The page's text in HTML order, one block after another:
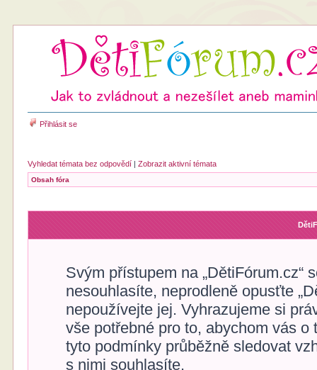
Přihlásit se
Vyhledat témata bez odpovědí |Zobrazit aktivní témata
Obsah fóra
Svým přístupem na
nesouhlasíte, neprodleně opusťte
nepoužívejte jej. Vyhrazujeme si
vše potřebné pro to, abychom vás
tyto podmínky průběžně sledovat
s nimi souhlasíte.